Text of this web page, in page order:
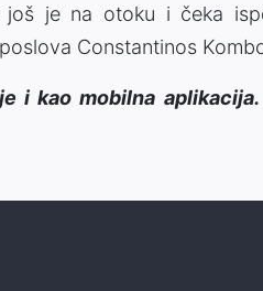
je na otoku i čeka
Constantinos
i kao mobilna